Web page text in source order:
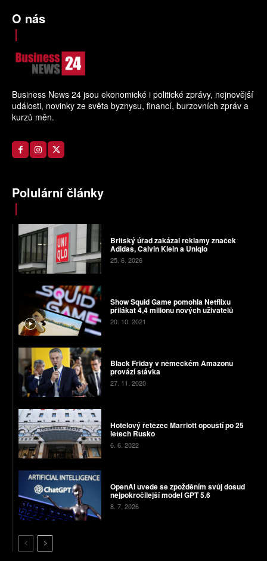
O nás
Business News 24 jsou ekonomické i politické zprávy, nejnovější
události, novinky ze světa byznysu, financí, burzovních zpráv a
kurzů měn.
Polulární články
Britský úřad zakázal reklamy značek
Adidas, Calvin Klein a Uniqlo
25. 6. 2026
Show Squid Game pomohla Netflixu
přilákat 4,4 milionu nových uživatelů
20. 10. 2021
Black Friday v německém Amazonu
provází stávka
27. 11. 2020
Hotelový řetězec Marriott opouští po 25
letech Rusko
6. 6. 2022
OpenAI uvede se zpožděním svůj dosud
nejpokročilejší model GPT 5.6
8. 7. 2026